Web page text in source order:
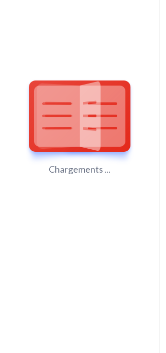
Chargements ...